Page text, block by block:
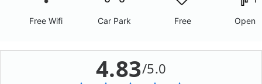
Free Wifi Car Park Free Open
4.83/5.0